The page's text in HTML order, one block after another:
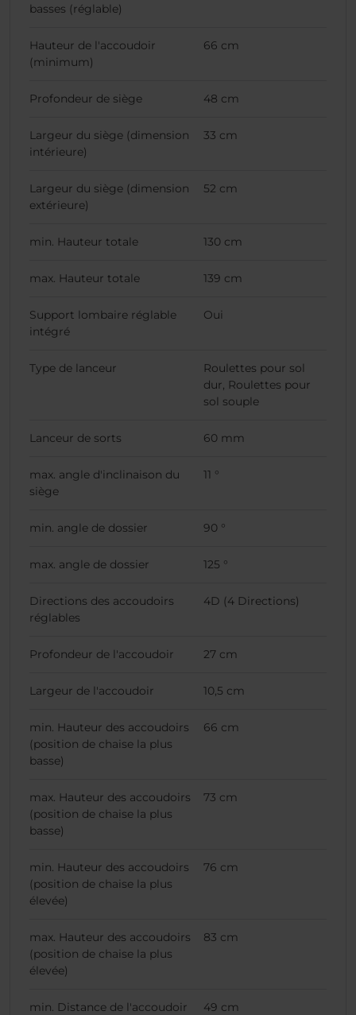
basses (réglable)
Hauteur de l'accoudoir
(minimum)
66 cm
Profondeur de siège 48 cm
Largeur du siège (dimension
intérieure)
33 cm
Largeur du siège (dimension
extérieure)
52 cm
min. Hauteur totale 130 cm
max. Hauteur totale 139 cm
Support lombaire réglable
intégré
Oui
Type de lanceur
Roulettes pour sol
dur, Roulettes pour
sol souple
Lanceur de sorts 60 mm
max. angle d'inclinaison du
siège
11 °
min. angle de dossier 90 °
max. angle de dossier 125 °
Directions des accoudoirs
réglables
4D (4 Directions)
Profondeur de l'accoudoir 27 cm
Largeur de l'accoudoir 10,5 cm
min. Hauteur des accoudoirs
(position de chaise la plus
basse)
66 cm
max. Hauteur des accoudoirs
(position de chaise la plus
basse)
73 cm
min. Hauteur des accoudoirs
(position de chaise la plus
élevée)
76 cm
max. Hauteur des accoudoirs
(position de chaise la plus
élevée)
83 cm
min. Distance de l'accoudoir
49 cm